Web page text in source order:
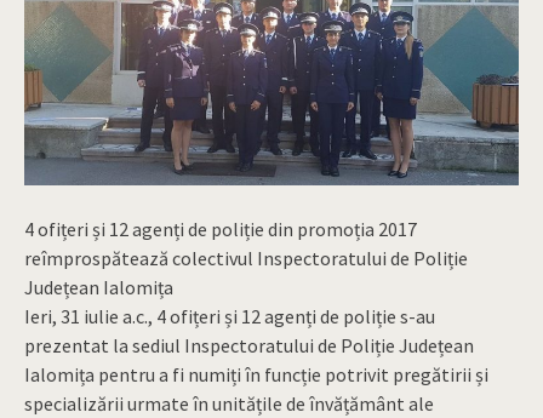
4 ofițeri și 12 agenți de poliție din promoția 2017
reîmprospătează colectivul Inspectoratului de Poliție
Județean Ialomița
Ieri, 31 iulie a.c., 4 ofițeri și 12 agenți de poliție s-au
prezentat la sediul Inspectoratului de Poliție Județean
Ialomița pentru a fi numiți în funcție potrivit pregătirii și
specializării urmate în unitățile de învățământ ale